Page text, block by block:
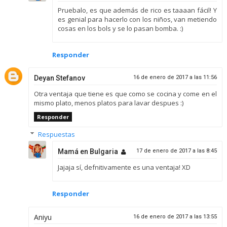
Pruebalo, es que además de rico es taaaan fácil! Y
es genial para hacerlo con los niños, van metiendo
cosas en los bols y se lo pasan bomba. :)
Responder
Deyan Stefanov 16 de enero de 2017 a las 11:56
Otra ventaja que tiene es que como se cocina y come en el
mismo plato, menos platos para lavar despues :)
Responder
Respuestas
Mamá en Bulgaria 17 de enero de 2017 a las 8:45
Jajaja sí, defnitivamente es una ventaja! XD
Responder
Aniyu 16 de enero de 2017 a las 13:55